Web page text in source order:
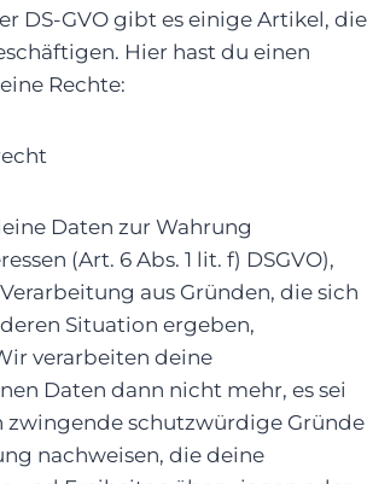
DS-GVO gibt es einige Artikel, die
Hier hast du einen
Rechte:
Daten zur Wahrung
(Art. 6 Abs. 1 lit. f) DSGVO),
aus Gründen, die sich
Situation ergeben,
verarbeiten deine
Daten dann nicht mehr, es sei
zwingende schutzwürdige Gründe
nachweisen, die deine